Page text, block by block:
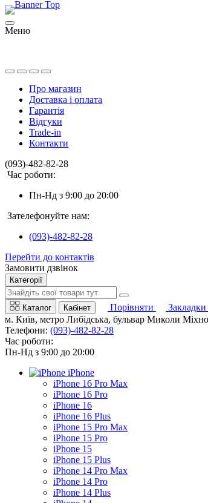
Меню
Про магазин
Доставка і оплата
Гарантія
Відгуки
Trade-in
Контакти
(093)-482-82-28
Час роботи:
Пн-Нд з 9:00 до 20:00
Зателефонуйте нам:
(093)-482-82-28
Перейти до контактів
Замовити дзвінок
Категорії
Каталог Кабінет Порівняти Закладки
м. Київ, метро Либідська, бульвар Миколи
Телефони: (093)-482-82-28
Час роботи:
Пн-Нд з 9:00 до 20:00
iPhone
iPhone 16 Pro Max
iPhone 16 Pro
iPhone 16
iPhone 16 Plus
iPhone 15 Pro Max
iPhone 15 Pro
iPhone 15
iPhone 15 Plus
iPhone 14 Pro Max
iPhone 14 Pro
iPhone 14 Plus